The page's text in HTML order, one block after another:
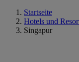
Startseite
Hotels und
Singapur